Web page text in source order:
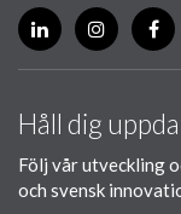
Håll dig
Följ vår utveckling
och svensk